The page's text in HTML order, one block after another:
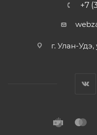
+7
г. Улан-